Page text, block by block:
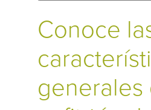
Conoce
generales